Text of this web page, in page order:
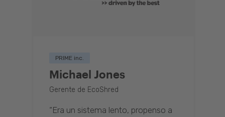
PRIME inc.
Michael Jones
Gerente de EcoShred
“Era un sistema lento, propenso a